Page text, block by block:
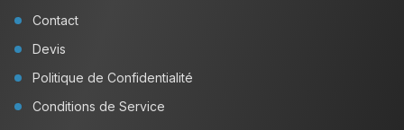
Contact
Devis
Politique de Confidentialité
Conditions de Service